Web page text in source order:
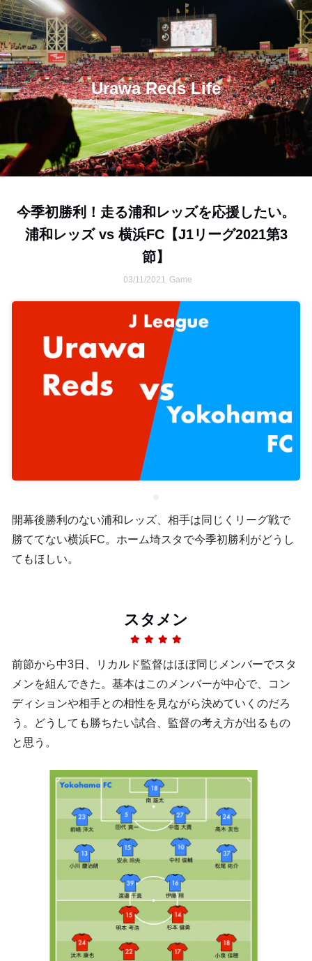
Urawa Reds Life
今季初勝利！走る浦和レッズを応援したい。
浦和レッズ vs 横浜FC【J1リーグ2021第3
節】
03/11/2021 Game
開幕後勝利のない浦和レッズ、相手は同じくリーグ戦で
勝ててない横浜FC。ホーム埼スタで今季初勝利がどうし
てもほしい。
スタメン
前節から中3日、リカルド監督はほぼ同じメンバーでスタ
メンを組んできた。基本はこのメンバーが中心で、コン
ディションや相手との相性を見ながら決めていくのだろ
う。どうしても勝ちたい試合、監督の考え方が出るもの
と思う。